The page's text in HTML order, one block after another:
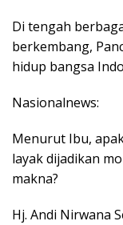
Di tengah
berkembang,
hidup bangsa
Nasionalnews:
Menurut Ibu,
layak dijadikan
makna?
Hj. Andi Nirwana